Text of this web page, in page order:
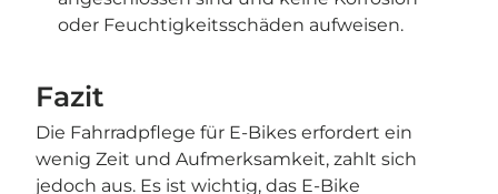
oder Feuchtigkeitsschäden aufweisen.
Fazit
Die Fahrradpflege für E-Bikes erfordert ein
wenig Zeit und Aufmerksamkeit, zahlt sich
jedoch aus. Es ist wichtig, das E-Bike